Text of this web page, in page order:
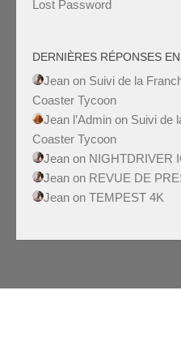
Lost Password
DERNIÈRES RÉPONSES
Jean on Suivi de la
Coaster Tycoon
Jean l’Admin on Suivi de
Coaster Tycoon
Jean on NIGHTDRIVER
Jean on REVUE DE
Jean on TEMPEST 4K